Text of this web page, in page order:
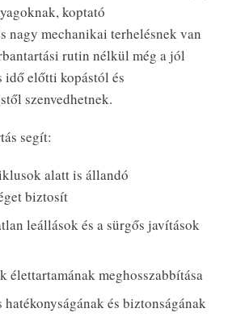
koptató
nagy mechanikai terhelésnek van
rutin nélkül még a jól
idő előtti kopástól és
szenvedhetnek.
segít:
alatt is állandó
biztosít
leállások és a sürgős javítások
élettartamának meghosszabbítása
és biztonságának